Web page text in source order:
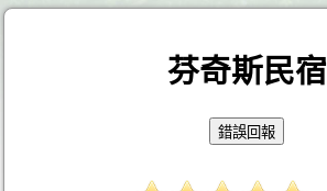
芬奇斯民宿